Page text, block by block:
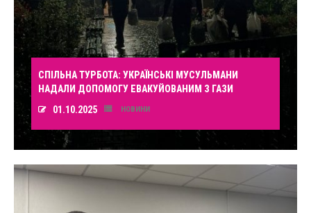
СПІЛЬНА ТУРБОТА: УКРАЇНСЬКІ МУСУЛЬМАНИ
НАДАЛИ ДОПОМОГУ ЕВАКУЙОВАНИМ З ГАЗИ
01.10.2025
НОВИНИ